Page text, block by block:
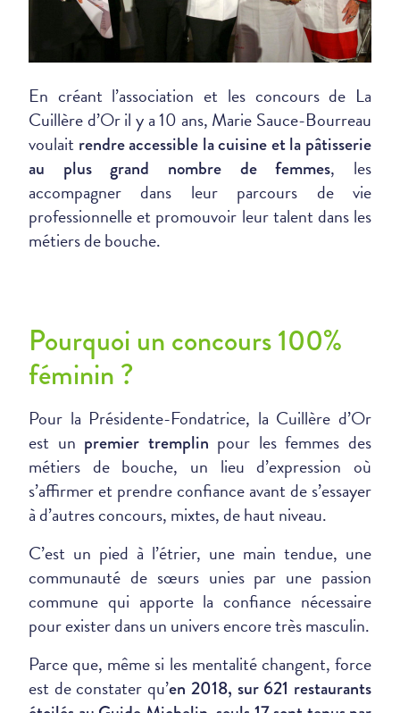
En créant l’association et les concours de La
Cuillère d’Or il y a 10 ans, Marie Sauce-Bourreau
voulait rendre accessible la cuisine et la pâtisserie
au plus grand nombre de femmes, les
accompagner dans leur parcours de vie
professionnelle et promouvoir leur talent dans les
métiers de bouche.
Pourquoi un concours 100%
féminin ?
Pour la Présidente-Fondatrice, la Cuillère d’Or
est un premier tremplin pour les femmes des
métiers de bouche, un lieu d’expression où
s’affirmer et prendre confiance avant de s’essayer
à d’autres concours, mixtes, de haut niveau.
C’est un pied à l’étrier, une main tendue, une
communauté de sœurs unies par une passion
commune qui apporte la confiance nécessaire
pour exister dans un univers encore très masculin.
Parce que, même si les mentalité changent, force
est de constater qu’en 2018, sur 621 restaurants